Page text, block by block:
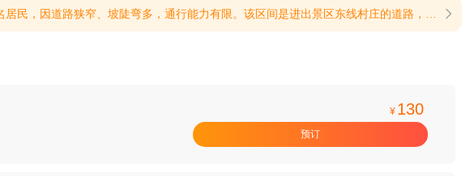
知】崂山风景区旅游专用路限制自驾旅游车辆驶入，从南线(流清)前往太清、巨峰游览区的自驾游客需至崂山(大河东]客服中心停车场，购票后换乘观光车游览;从东线(仰口)前往华严、太清游览区的自驾游客需至仰口停车场，购票后换乘观光车游览，前往仰口游览区的自驾游客请至仰口停车场购票后游览。太清宫为收费道观，需现场另行购票。索道开放受天气等因素影响，索道临时停运属不可抗力，索道开放与否不作为门票退票依据。请关注【崂山风景区官方微博】，及时了解景区开放状态及索道运营信息。景区内切勿引逗和喂食猫、猴等野生动物，以免发生意外伤害。(提示有效期2026/1/4至2026/12/31)【太清索道暂停运行】根据国家客运索道安全规范相关要求，崂山风景区太清索道于2026年4月24日起暂停运行，恢复运行时间另行通知。由此给您带来不便，敬请谅解，请合理规划行程。如需了解更多信息，请关注崂山风景区官方微博，或拨打景区旅游服务热线:0532-96616。(提示有效期2026/6/15至2026/9/30) 
¥ 130
预订